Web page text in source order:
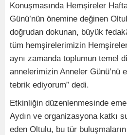
Konuşmasında Hemşireler
Günü’nün önemine değinen
doğrudan dokunan, büyük
tüm hemşirelerimizin Hemşireler
aynı zamanda toplumun temel
annelerimizin Anneler Günü’nü
tebrik ediyorum” dedi.
Etkinliğin düzenlenmesinde
Aydın ve organizasyona katkı
eden Oltulu, bu tür buluşmaların